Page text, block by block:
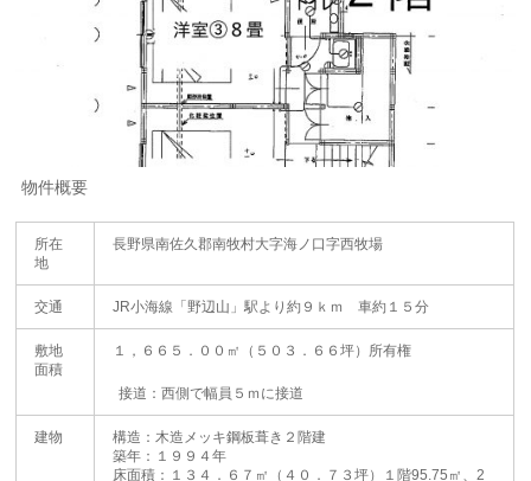
物件概要
所在
地
長野県南佐久郡南牧村大字海ノ口字西牧場
交通 JR小海線「野辺山」駅より約９ｋｍ 車約１５分
敷地
面積
１，６６５．００㎡（５０３．６６坪）所有権
接道：西側で幅員５ｍに接道
建物
構造：木造メッキ鋼板葺き２階建
築年：１９９４年
床面積：１３４．６７㎡（４０．７３坪）１階95.75㎡、2